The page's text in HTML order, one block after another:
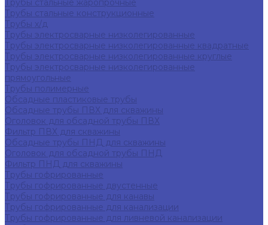
Трубы стальные жаропрочные
Трубы стальные конструкционные
Трубы х/д
Трубы электросварные низколегированные
Трубы электросварные низколегированные квадратные
Трубы электросварные низколегированные круглые
Трубы электросварные низколегированные
прямоугольные
Трубы полимерные
Обсадные пластиковые трубы
Обсадные трубы ПВХ для скважины
Оголовок для обсадной трубы ПВХ
Фильтр ПВХ для скважины
Обсадные трубы ПНД для скважины
Оголовок для обсадной трубы ПНД
Фильтр ПНД для скважины
Трубы гофрированные
Трубы гофрированные двустенные
Трубы гофрированные для канавы
Трубы гофрированные для канализации
Трубы гофрированные для ливневой канализации